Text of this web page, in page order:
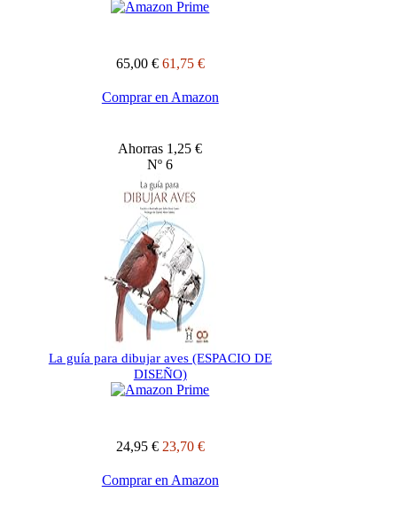
65,00 € 61,75 €
Comprar en Amazon
Ahorras 1,25 €
Nº 6
La guía para dibujar aves (ESPACIO DE
DISEÑO)
24,95 € 23,70 €
Comprar en Amazon